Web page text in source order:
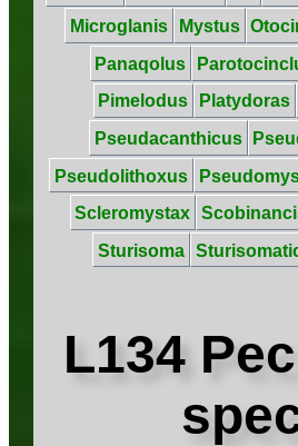
Microglanis
Mystus
Panaqolus
Pimelodus
Platydoras
Pseudacanthicus
Pseudolithoxus
Scleromystax
Sturisoma
L134